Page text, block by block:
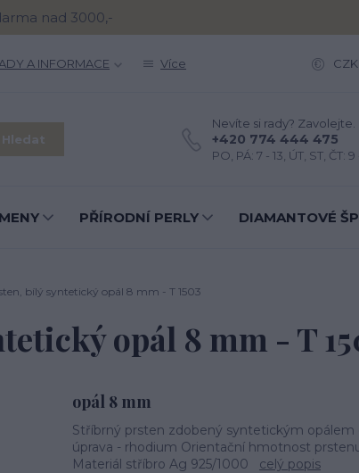
nad 3000,-
A INFORMACE Více CZK
Hledat
Nevíte si rady? Zavolejte.
+420 774 444 475
PO, PÁ: 7 - 13, ÚT, ST, ČT: 9
PŘÍRODNÍ PERLY DIAMANTOVÉ
bílý syntetický opál 8 mm - T 1503
opál 8 mm - T
opál 8 mm
Stříbrný prsten zdobený syntetickým
úprava - rhodium Orientační hmotnost
Materiál stříbro Ag 925/1000 celý popis